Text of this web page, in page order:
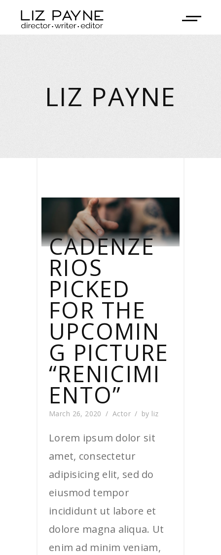
LIZ PAYNE
CADENZE
RIOS
PICKED
FOR THE
UPCOMIN
G PICTURE
“RENICIMI
ENTO”
March 26, 2020 Actor by liz
Lorem ipsum dolor sit
amet, consectetur
adipisicing elit, sed do
eiusmod tempor
incididunt ut labore et
dolore magna aliqua. Ut
enim ad minim veniam,